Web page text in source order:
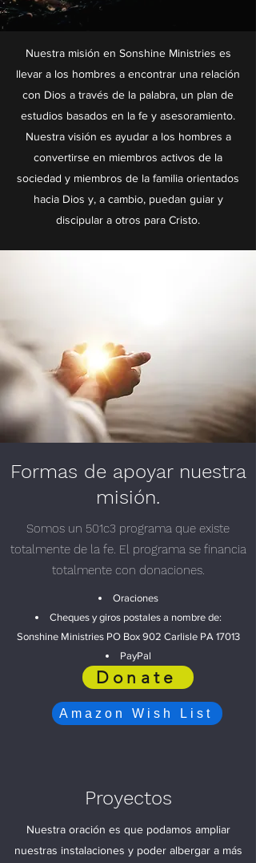
Nuestra misión en Sonshine Ministries es
llevar a los hombres a encontrar una relación
con Dios a través de la palabra, un plan de
estudios basados en la fe y asesoramiento.
Nuestra visión es ayudar a los hombres a
convertirse en miembros activos de la
sociedad y miembros de la familia orientados
hacia Dios y, a cambio, puedan guiar y
discipular a otros para Cristo.
Formas de apoyar nuestra
misión.
Somos un 501c3 programa que existe
totalmente de la fe. El programa se financia
totalmente con donaciones.
Oraciones
Cheques y giros postales a nombre de:
Sonshine Ministries PO Box 902 Carlisle PA 17013
PayPal
Donate
Amazon Wish List
Proyectos
Nuestra oración es que podamos ampliar
nuestras instalaciones y poder albergar a más